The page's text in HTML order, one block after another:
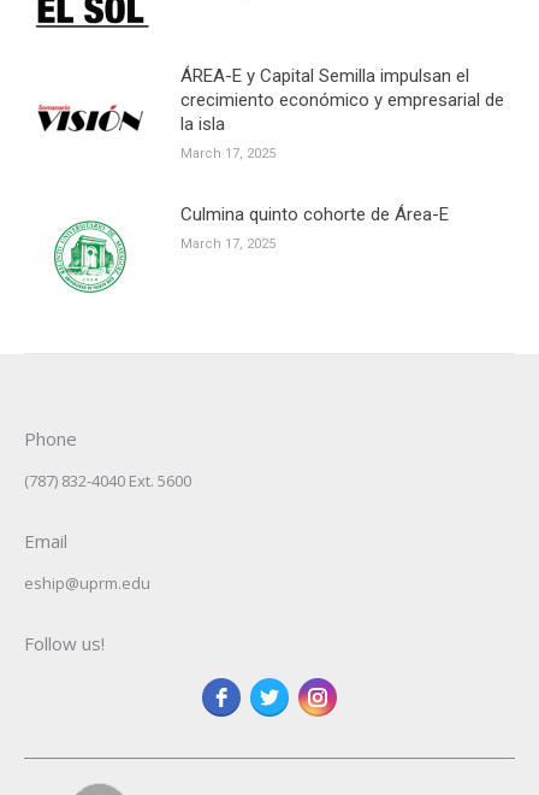
ÁREA-E y Capital Semilla impulsan el
crecimiento económico y empresarial de
la isla
March 17, 2025
Culmina quinto cohorte de Área-E
March 17, 2025
Phone
(787) 832-4040 Ext. 5600
Email
eship@uprm.edu
Follow us!